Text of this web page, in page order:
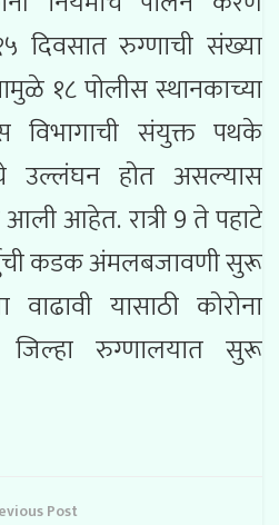
रुग्णाची संख्या
१८ पोलीस स्थानकाच्या
विभागाची संयुक्त पथके
उल्लंघन होत असल्यास
आहेत. रात्री 9 ते पहाटे
कडक अंमलबजावणी सुरू
यासाठी कोरोना
रुग्णालयात सुरू
Post